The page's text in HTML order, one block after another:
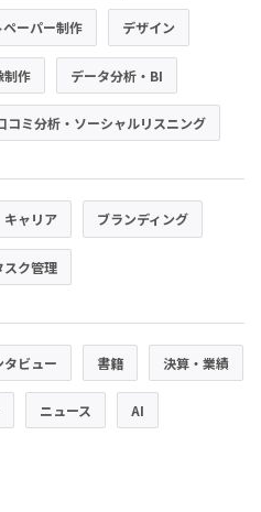
ペーパー制作 デザイン
制作 データ分析・BI
コミ分析・ソーシャルリスニング
キャリア ブランディング
スク管理
タビュー 書籍 決算・業績
ニュース AI